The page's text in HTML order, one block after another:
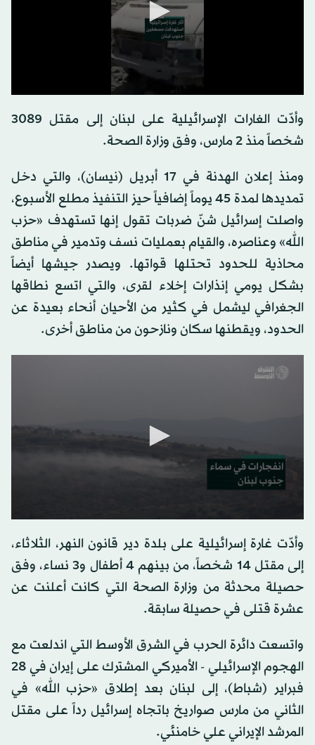
of
وأدّت الغارات الإسرائيلية على لبنان إلى مقتل 3089
شخصاً منذ 2 مارس، وفق وزارة الصحة.
ومنذ إعلان الهدنة في 17 أبريل (نيسان)، والتي دخل
تمديدها لمدة 45 يوماً إضافياً حيز التنفيذ مطلع الأسبوع،
واصلت إسرائيل شنّ ضربات تقول إنها تستهدف «حزب
الله» وعناصره، والقيام بعمليات نسف وتدمير في مناطق
محاذية للحدود تحتلها قواتها. ويصدر جيشها أيضاً
بشكل يومي إنذارات إخلاء لقرى، والتي اتسع نطاقها
الجغرافي ليشمل في كثير من الأحيان أنحاء بعيدة عن
الحدود، ويقطنها سكان ونازحون من مناطق أخرى.
seconds
of
seconds
وأدّت غارة إسرائيلية على بلدة دير قانون النهر، الثلاثاء،
إلى مقتل 14 شخصاً، من بينهم 4 أطفال و3 نساء، وفق
حصيلة محدثة من وزارة الصحة التي كانت أعلنت عن
عشرة قتلى في حصيلة سابقة.
واتسعت دائرة الحرب في الشرق الأوسط التي اندلعت مع
الهجوم الإسرائيلي - الأميركي المشترك على إيران في 28
فبراير (شباط)، إلى لبنان بعد إطلاق «حزب الله» في
الثاني من مارس صواريخ باتجاه إسرائيل رداً على مقتل
المرشد الإيراني علي خامنئي.